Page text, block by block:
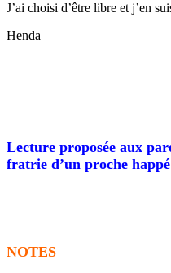
J’ai choisi d’être libre et j’en
Henda
Lecture proposée aux
fratrie d’un proche
NOTES